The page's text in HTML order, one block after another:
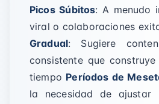
Picos Súbitos: A menudo
viral o colaboraciones
Gradual: Sugiere
consistente que
tiempo Períodos de
la necesidad de ajustar